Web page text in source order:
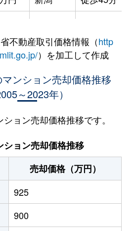
円 新潟
徒歩45分
万円 大形
不動産取引価格情報（http
）を加工して作成
ンション売却価格推移
～2023年）
ョン売却価格推移です。
ション売却価格推移
売却価格（万円）
925
900